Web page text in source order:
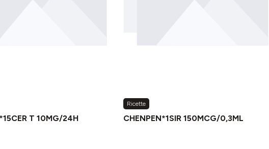
T 10MG/24H
Ricette
CHENPEN*1SIR 150MCG/0,3ML